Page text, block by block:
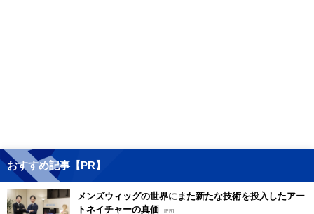
おすすめ記事【PR】
メンズウィッグの世界にまた新たな技術を投入したアー
トネイチャーの真価 [PR]